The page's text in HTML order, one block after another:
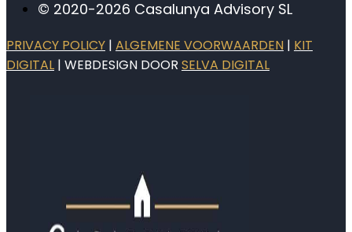
© 2020-2026 Casalunya Advisory SL
PRIVACY POLICY | ALGEMENE VOORWAARDEN | KIT
DIGITAL | WEBDESIGN DOOR SELVA DIGITAL